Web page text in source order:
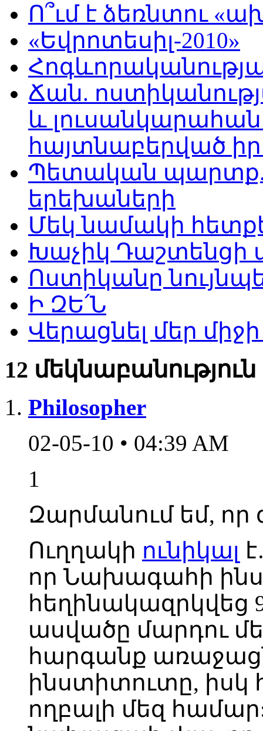
Ո՞ւմ է ձեռնտու
«Եվրոտեսիլ-2010»
Ճան.
և
հայտնաբերված
Պետական պարտք.
երեխաների
Մեկ նամակի
Խաչիկ Դաշտենցի
Ոստիկանը
Ի ԶԵ՛Ն
Վերացնել մեր
12 մեկնաբանություն
Philosopher
02-05-10 • 04:39 AM
1
Զարմանում եմ,
Ուղղակի ունիկալ
որ Նախագահի
հեղինակազրկվեց
ասվածը մարդու
հարգանք
ինստիտուտը, իսկ
ողբալի մեզ